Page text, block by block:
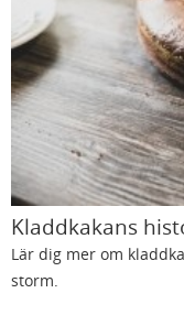
Kladdkakans
Lär dig mer om
storm.